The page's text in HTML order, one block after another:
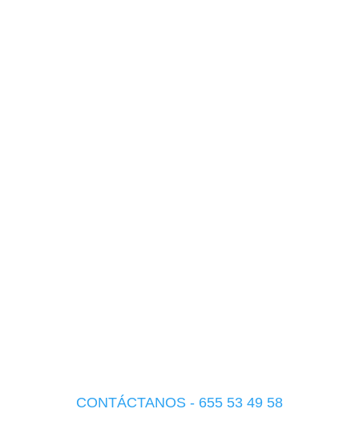
CONTÁCTANOS - 655 53 49 58